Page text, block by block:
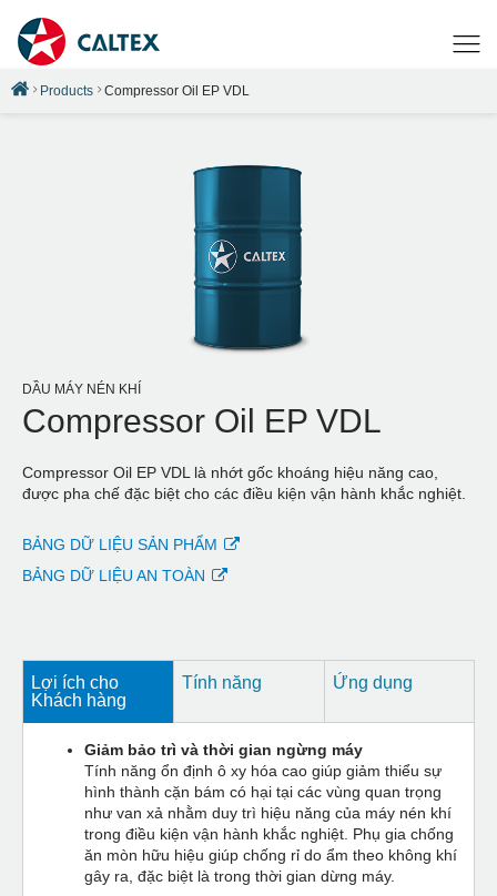
Products Compressor Oil EP VDL
DẦU MÁY NÉN KHÍ
Compressor Oil EP VDL
Compressor Oil EP VDL là nhớt gốc khoáng hiệu năng cao,
được pha chế đặc biệt cho các điều kiện vận hành khắc nghiệt.
BẢNG DỮ LIỆU SẢN PHẨM
BẢNG DỮ LIỆU AN TOÀN
Lợi ích cho
Khách hàng
Tính năng Ứng dụng
Giảm bảo trì và thời gian ngừng máy
Tính năng ổn định ô xy hóa cao giúp giảm thiểu sự
hình thành cặn bám có hại tại các vùng quan trọng
như van xả nhằm duy trì hiệu năng của máy nén khí
trong điều kiện vận hành khắc nghiệt. Phụ gia chống
ăn mòn hữu hiệu giúp chống rỉ do ẩm theo không khí
gây ra, đặc biệt là trong thời gian dừng máy.